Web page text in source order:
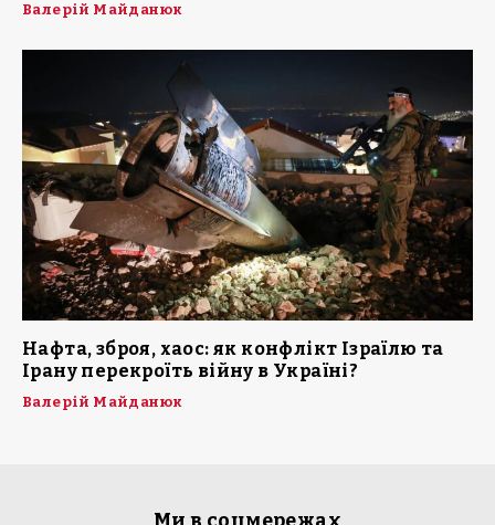
Валерій Майданюк
Нафта, зброя, хаос: як конфлікт Ізраїлю та
Ірану перекроїть війну в Україні?
Валерій Майданюк